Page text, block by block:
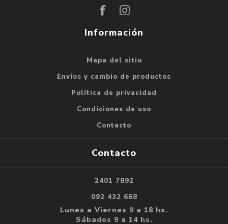
Información
Mapa del sitio
Envíos y cambio de productos
Política de privacidad
Condiciones de uso
Contacto
Contacto
2401 7892
092 432 668
Lunes a Viernes 9 a 18 hs.
Sábados 9 a 14 hs.